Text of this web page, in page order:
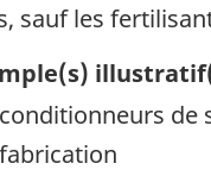
sauf les
conditionneurs de
fabrication